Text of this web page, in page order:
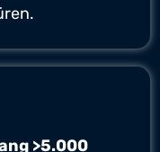
>5.000